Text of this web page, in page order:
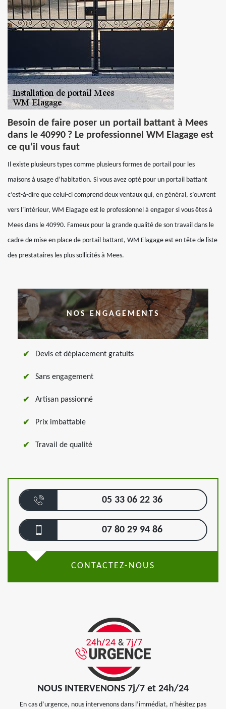
Besoin de faire poser un portail battant à Mees
dans le 40990 ? Le professionnel WM Elagage est
ce qu’il vous faut
Il existe plusieurs types comme plusieurs formes de portail pour les
maisons à usage d’habitation. Si vous avez opté pour un portail battant
c’est-à-dire que celui-ci comprend deux ventaux qui, en général, s’ouvrent
vers l’intérieur, WM Elagage est le professionnel à engager si vous êtes à
Mees dans le 40990. Fameux pour la grande qualité de son travail dans le
cadre de mise en place de portail battant, WM Elagage est en tête de liste
des prestataires les plus sollicités à Mees.
NOS ENGAGEMENTS
Devis et déplacement gratuits
Sans engagement
Artisan passionné
Prix imbattable
Travail de qualité
05 33 06 22 36
07 80 29 94 86
CONTACTEZ-NOUS
NOUS INTERVENONS 7j/7 et 24h/24
En cas d’urgence, nous intervenons dans l’immédiat, n’hésitez pas